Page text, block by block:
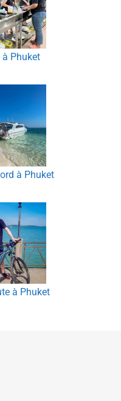
à Phuket
à Phuket
à Phuket